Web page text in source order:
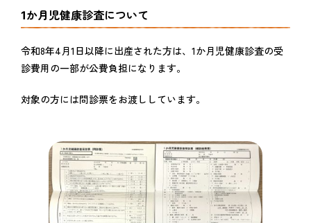
1か月児健康診査について
令和8年4月1日以降に出産された方は、1か月児健康診査の受
診費用の一部が公費負担になります。
対象の方には問診票をお渡ししています。